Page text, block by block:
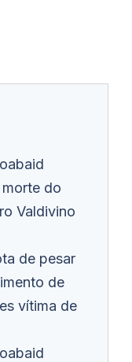
do
Valdivino
de pesar
de
vítima de